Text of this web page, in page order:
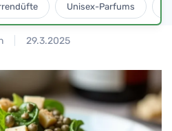
Unisex-Parfums
29.3.2025